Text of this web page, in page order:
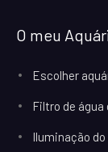
O meu
Escolher
Filtro de água
Iluminação